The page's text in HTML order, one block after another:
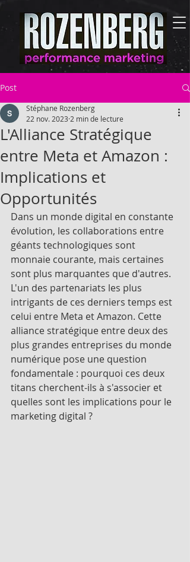
Post
L'Alliance Stratégique
entre Meta et Amazon :
Implications et
Opportunités
Stéphane Rozenberg
22 nov. 2023 2 min de lecture
Dans un monde digital en constante
évolution, les collaborations entre
géants technologiques sont
monnaie courante, mais certaines
sont plus marquantes que d'autres.
L'un des partenariats les plus
intrigants de ces derniers temps est
celui entre Meta et Amazon. Cette
alliance stratégique entre deux des
plus grandes entreprises du monde
numérique pose une question
fondamentale : pourquoi ces deux
titans cherchent-ils à s'associer et
quelles sont les implications pour le
marketing digital ?